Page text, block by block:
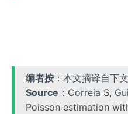
编者按 ：本文摘译自下
Source ：Correia S,
Poisson estimation